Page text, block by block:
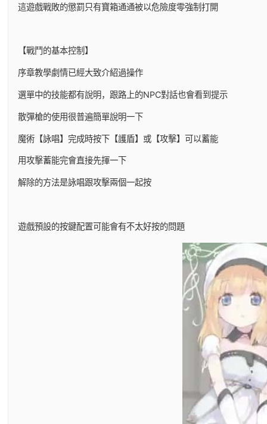
這遊戲戰敗的懲罰只有寶箱通通被以危險度零強制打開
【戰鬥的基本控制】
序章教學劇情已經大致介紹過操作
選單中的技能都有說明，跟路上的NPC對話也會看到提示
散彈槍的使用很普遍簡單說明一下
魔術【詠唱】完成時按下【護盾】或【攻擊】可以蓄能
用攻擊蓄能完會直接先揮一下
解除的方法是詠唱跟攻擊兩個一起按
遊戲預設的按鍵配置可能會有不太好按的問題